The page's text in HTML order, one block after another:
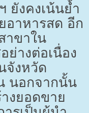
ยังคงเน้นย้ำ
อาหารสด อีก
าขาใน
ย่างต่อเนื่อง
จังหวัด
นอกจากนั้น
งยอดขาย